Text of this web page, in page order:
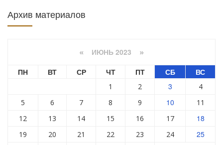
Архив материалов
« ИЮНЬ 2023 »
ПН ВТ СР ЧТ ПТ СБ ВС
1 2 3
4
5
6 7 8 9 10
11
12
13 14 15 16 17 18
19 20 21 22 23 24 25